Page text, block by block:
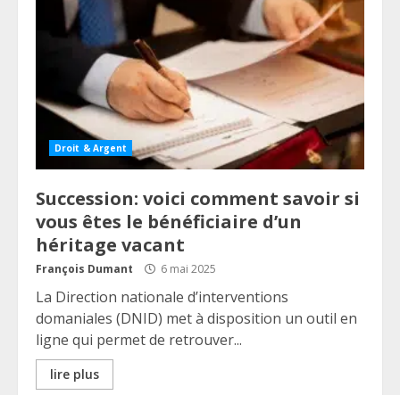
Droit & Argent
Succession: voici comment savoir si
vous êtes le bénéficiaire d’un
héritage vacant
François Dumant 6 mai 2025
La Direction nationale d’interventions
domaniales (DNID) met à disposition un outil en
ligne qui permet de retrouver...
lire plus